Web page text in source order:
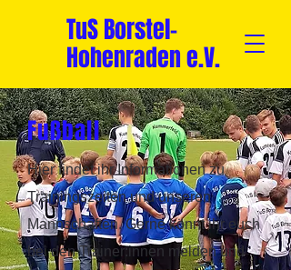
TuS Borstel-
Hohenraden e.V.
Fußball
Hier findet ihr Informationen zu
Trainingszeiten und unseren
Mannschaften. Gerne könnt ihr euch
bei den Trainer:innen melden und